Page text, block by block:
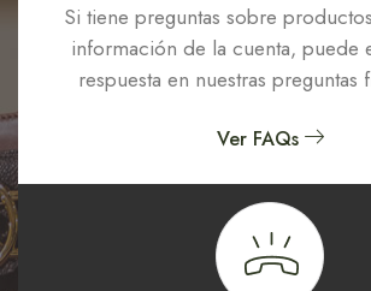
Si tiene preguntas sobre
información de la cuenta, puede
respuesta en nuestras preguntas
Ver FAQs